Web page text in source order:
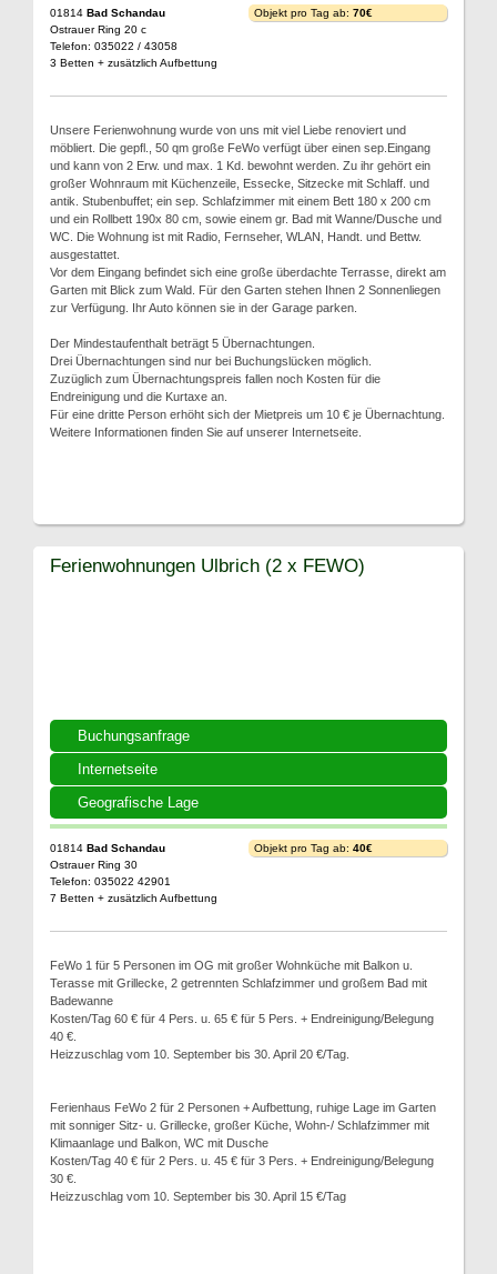
01814 Bad Schandau
Ostrauer Ring 20 c
Telefon: 035022 / 43058
3 Betten + zusätzlich Aufbettung
Objekt pro Tag ab: 70€
Unsere Ferienwohnung wurde von uns mit viel Liebe renoviert und
möbliert. Die gepfl., 50 qm große FeWo verfügt über einen sep.Eingang
und kann von 2 Erw. und max. 1 Kd. bewohnt werden. Zu ihr gehört ein
großer Wohnraum mit Küchenzeile, Essecke, Sitzecke mit Schlaff. und
antik. Stubenbuffet; ein sep. Schlafzimmer mit einem Bett 180 x 200 cm
und ein Rollbett 190x 80 cm, sowie einem gr. Bad mit Wanne/Dusche und
WC. Die Wohnung ist mit Radio, Fernseher, WLAN, Handt. und Bettw.
ausgestattet.
Vor dem Eingang befindet sich eine große überdachte Terrasse, direkt am
Garten mit Blick zum Wald. Für den Garten stehen Ihnen 2 Sonnenliegen
zur Verfügung. Ihr Auto können sie in der Garage parken.
Der Mindestaufenthalt beträgt 5 Übernachtungen.
Drei Übernachtungen sind nur bei Buchungslücken möglich.
Zuzüglich zum Übernachtungspreis fallen noch Kosten für die
Endreinigung und die Kurtaxe an.
Für eine dritte Person erhöht sich der Mietpreis um 10 € je Übernachtung.
Weitere Informationen finden Sie auf unserer Internetseite.
Buchungsanfrage
Internetseite
Geografische Lage
Ferienwohnungen Ulbrich (2 x FEWO)
01814 Bad Schandau
Ostrauer Ring 30
Telefon: 035022 42901
7 Betten + zusätzlich Aufbettung
Objekt pro Tag ab: 40€
FeWo 1 für 5 Personen im OG mit großer Wohnküche mit Balkon u.
Terasse mit Grillecke, 2 getrennten Schlafzimmer und großem Bad mit
Badewanne
Kosten/Tag 60 € für 4 Pers. u. 65 € für 5 Pers. + Endreinigung/Belegung
40 €.
Heizzuschlag vom 10. September bis 30. April 20 €/Tag.
Ferienhaus FeWo 2 für 2 Personen + Aufbettung, ruhige Lage im Garten
mit sonniger Sitz- u. Grillecke, großer Küche, Wohn-/ Schlafzimmer mit
Klimaanlage und Balkon, WC mit Dusche
Kosten/Tag 40 € für 2 Pers. u. 45 € für 3 Pers. + Endreinigung/Belegung
30 €.
Heizzuschlag vom 10. September bis 30. April 15 €/Tag